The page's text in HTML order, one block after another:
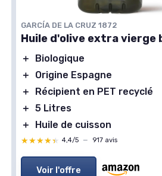
GARCÍA DE LA CRUZ 1872
Huile d'olive extra vierge
＋
Biologique
＋
Origine Espagne
＋
Récipient en PET recyclé
＋ 5 Litres
＋
Huile de cuisson
★★★★★
★★★★★ 4,4/5 — 917 avis
Voir l'offre